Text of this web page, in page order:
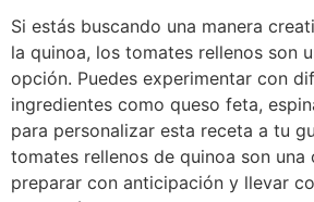
Si estás buscando una manera
la quinoa, los tomates rellenos son
opción. Puedes experimentar con
ingredientes como queso feta,
para personalizar esta receta a tu
tomates rellenos de quinoa son una
preparar con anticipación y llevar